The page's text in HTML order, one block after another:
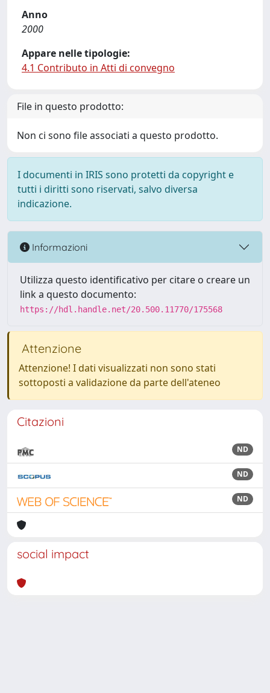
Anno
2000
Appare nelle tipologie:
4.1 Contributo in Atti di convegno
File in questo prodotto:
Non ci sono file associati a questo prodotto.
I documenti in IRIS sono protetti da copyright e
tutti i diritti sono riservati, salvo diversa
indicazione.
Informazioni
Utilizza questo identificativo per citare o creare un
link a questo documento:
https://hdl.handle.net/20.500.11770/175568
Attenzione
Attenzione! I dati visualizzati non sono stati
sottoposti a validazione da parte dell'ateneo
Citazioni
ND
ND
ND
social impact